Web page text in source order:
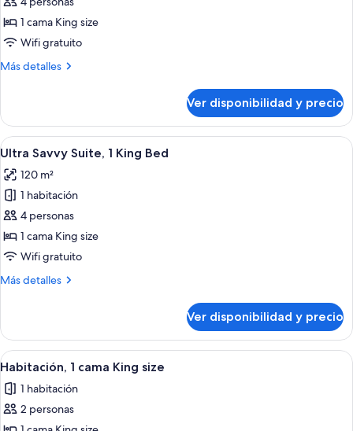
Breezy,
Suite,
cama
1 cama King size
Wifi gratuito
Más detalles
Más
Suite,
cama
size
Ver disponibilidad y precio
Ver
todas
las
fotos
de
Ultra
Savvy
1
Una habitación de hotel moderna
5
Ultra Savvy Suite, 1 King Bed
120 m²
1 habitación
4 personas
1 cama King size
Wifi gratuito
Más detalles
Más
Savvy
Suite,
1
Bed
Ver disponibilidad y precio
Ver
todas
las
fotos
Una habitación de hotel con una
5
Habitación, 1 cama King size
1 habitación
2 personas